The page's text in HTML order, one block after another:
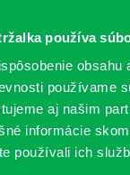
používa
používame
aj našim
informácie
používali ich
SAMOSPRÁVA